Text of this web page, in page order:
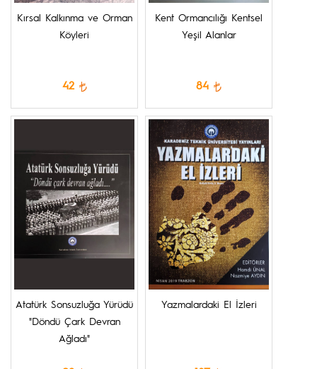
Kırsal Kalkınma ve Orman
Köyleri
42
Kent Ormancılığı Kentsel
Yeşil Alanlar
84
Atatürk Sonsuzluğa Yürüdü
"Döndü Çark Devran
Ağladı"
Yazmalardaki El İzleri